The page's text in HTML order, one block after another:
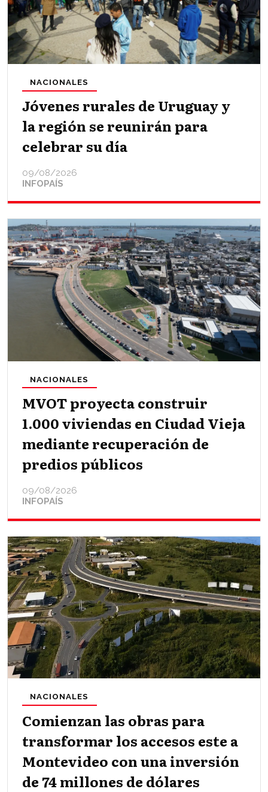
Jóvenes rurales de Uruguay y
la región se reunirán para
celebrar su día
INFOPAÍS
NACIONALES
09/08/2026
MVOT proyecta construir
1.000 viviendas en Ciudad Vieja
mediante recuperación de
predios públicos
INFOPAÍS
NACIONALES
09/08/2026
Comienzan las obras para
transformar los accesos este a
Montevideo con una inversión
de 74 millones de dólares
NACIONALES